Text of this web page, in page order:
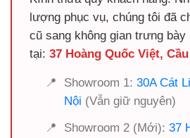
lượng phục vụ, chúng tôi đã
cũ sang không gian trưng
tại: 37 Hoàng Quốc Việt,
📍 Showroom 1: 30A Cát
Nội (Vẫn giữ nguyên)
📍
Showroom 2 (Mới): 37